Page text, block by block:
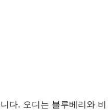
다. 오디는 블루베리와 비